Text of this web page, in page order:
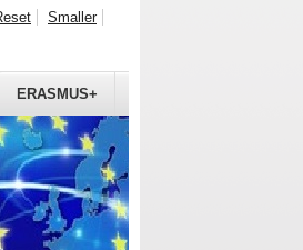
ERASMUS+
Smaller